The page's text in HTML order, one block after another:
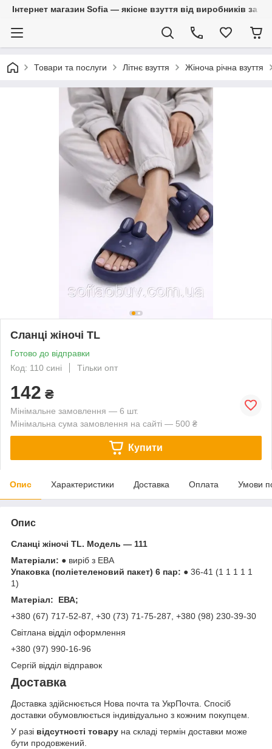
Інтернет магазин Sofia — якісне взуття від виробників за
Товари та послуги Літнє взуття Жіноча річна взуття
Сланці жіночі TL
Готово до відправки
Код: 110 сині
Тільки опт
142 ₴
Мінімальне замовлення — 6 шт.
Мінімальна сума замовлення на сайті — 500 ₴
Купити
Опис Характеристики Доставка Оплата Умови
Опис
Сланці жіночі TL. Модель — 111
Матеріали: ● виріб з ЕВА
Упаковка (поліетеленовий пакет) 6 пар: ● 36-41 (1 1 1 1 1
1)
Матеріал: ЕВА;
+380 (67) 717-52-87, +30 (73) 71-75-287, +380 (98) 230-39-30
Світлана відділ оформлення
+380 (97) 990-16-96
Сергій відділ відправок
Доставка
Доставка здійснюється Нова почта та УкрПочта. Спосіб
доставки обумовлюється індивідуально з кожним покупцем.
У разі відсутності товару на складі термін доставки може
бути продовжений.